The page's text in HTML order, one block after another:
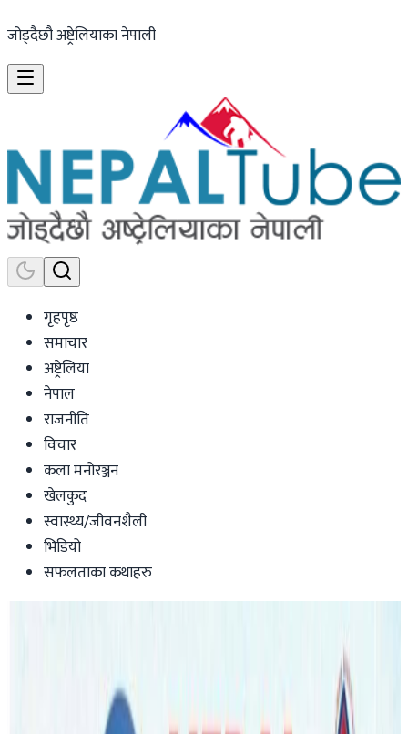
जोड्दैछौ अष्ट्रेलियाका नेपाली
गृहपृष्ठ
समाचार
अष्ट्रेलिया
नेपाल
राजनीति
विचार
कला मनोरञ्जन
खेलकुद
स्वास्थ्य/जीवनशैली
भिडियो
सफलताका कथाहरु
सिड्नीमा कारको ठक्करबाट गम्भीर घाइते
नेपाली विद्यार्थीका लागि सहयोग संकलन सुरु